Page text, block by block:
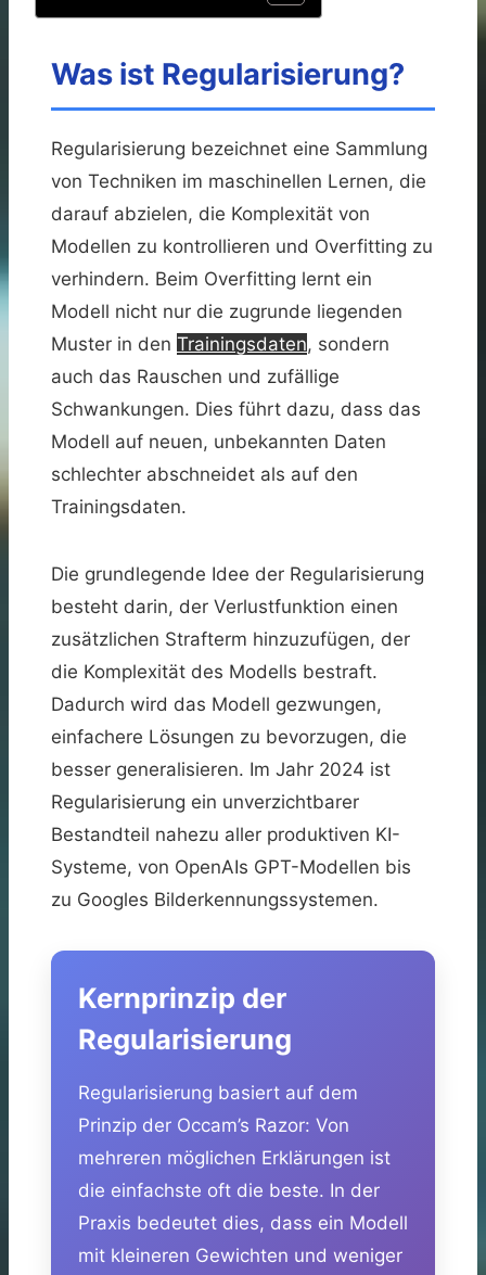
Was ist Regularisierung?
Regularisierung bezeichnet eine Sammlung
von Techniken im maschinellen Lernen, die
darauf abzielen, die Komplexität von
Modellen zu kontrollieren und Overfitting zu
verhindern. Beim Overfitting lernt ein
Modell nicht nur die zugrunde liegenden
Muster in den Trainingsdaten, sondern
auch das Rauschen und zufällige
Schwankungen. Dies führt dazu, dass das
Modell auf neuen, unbekannten Daten
schlechter abschneidet als auf den
Trainingsdaten.
Die grundlegende Idee der Regularisierung
besteht darin, der Verlustfunktion einen
zusätzlichen Strafterm hinzuzufügen, der
die Komplexität des Modells bestraft.
Dadurch wird das Modell gezwungen,
einfachere Lösungen zu bevorzugen, die
besser generalisieren. Im Jahr 2024 ist
Regularisierung ein unverzichtbarer
Bestandteil nahezu aller produktiven KI-
Systeme, von OpenAIs GPT-Modellen bis
zu Googles Bilderkennungssystemen.
Kernprinzip der
Regularisierung
Regularisierung basiert auf dem
Prinzip der Occam’s Razor: Von
mehreren möglichen Erklärungen ist
die einfachste oft die beste. In der
Praxis bedeutet dies, dass ein Modell
mit kleineren Gewichten und weniger